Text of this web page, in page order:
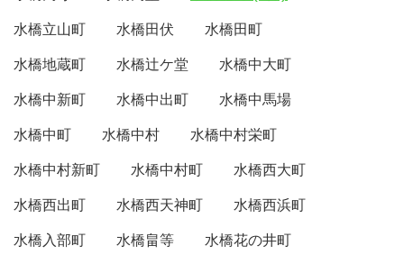
水橋立山町
水橋田伏
水橋田町
水橋地蔵町
水橋辻ケ堂
水橋中大町
水橋中新町
水橋中出町
水橋中馬場
水橋中町
水橋中村
水橋中村栄町
水橋中村新町
水橋中村町
水橋西大町
水橋西出町
水橋西天神町
水橋西浜町
水橋入部町
水橋畠等
水橋花の井町